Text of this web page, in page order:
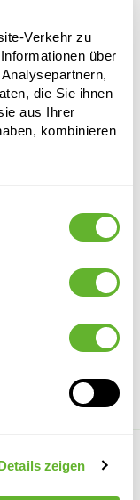
Verkehr zu
über
die Sie ihnen
aus Ihrer
kombinieren
zeigen
Wurzelfäule zu